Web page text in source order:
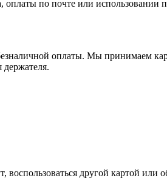
по почте или использовании
оплаты. Мы принимаем
другой картой или